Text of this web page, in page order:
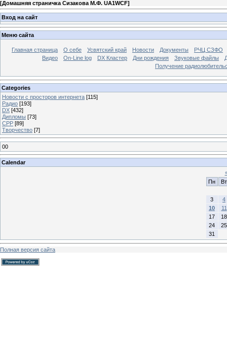
[Домашняя страничка Сизакова М.Ф. UA1WCF]
Вход на сайт
Меню сайта
Главная страница О себе Усвятский край Новости Документы
РЧЦ СЗФО
Видео
On-Line log DX Кластер Дни рождения Звуковые файлы
Получение
Categories
Новости с просторов интернета [115]
Радио [193]
DX [432]
Дипломы [73]
СРР [89]
Творчество [7]
00
Calendar
Пн
Вт
3
4
10
11
17
18
24
25
31
Полная версия сайта